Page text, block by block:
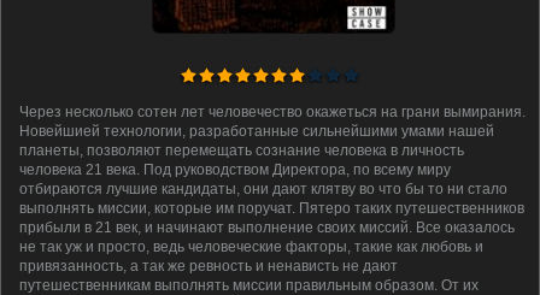
Через несколько сотен лет человечество окажеться на грани вымирания.
Новейшией технологии, разработанные сильнейшими умами нашей
планеты, позволяют перемещать сознание человека в личность
человека 21 века. Под руководством Директора, по всему миру
отбираются лучшие кандидаты, они дают клятву во что бы то ни стало
выполнять миссии, которые им поручат. Пятеро таких путешественников
прибыли в 21 век, и начинают выполнение своих миссий. Все оказалось
не так уж и просто, ведь человеческие факторы, такие как любовь и
привязанность, а так же ревность и ненависть не дают
путешественникам выполнять миссии правильным образом. От их